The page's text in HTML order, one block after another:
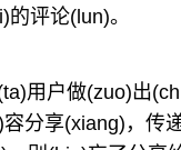
评论(lun)。
用户做(zuo)出
分享(xiang)，传